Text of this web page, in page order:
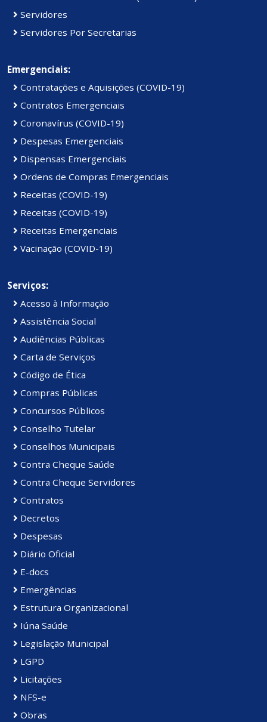
Servidores
Servidores Por Secretarias
Emergenciais:
Contratações e Aquisições (COVID-19)
Contratos Emergenciais
Coronavírus (COVID-19)
Despesas Emergenciais
Dispensas Emergenciais
Ordens de Compras Emergenciais
Receitas (COVID-19)
Receitas (COVID-19)
Receitas Emergenciais
Vacinação (COVID-19)
Serviços:
Acesso à Informação
Assistência Social
Audiências Públicas
Carta de Serviços
Código de Ética
Compras Públicas
Concursos Públicos
Conselho Tutelar
Conselhos Municipais
Contra Cheque Saúde
Contra Cheque Servidores
Contratos
Decretos
Despesas
Diário Oficial
E-docs
Emergências
Estrutura Organizacional
Iúna Saúde
Legislação Municipal
LGPD
Licitações
NFS-e
Obras